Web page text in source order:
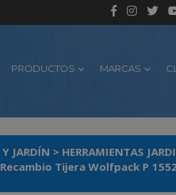
PRODUCTOS MARCAS
JARDÍN > HERRAMIENTAS
Tijera Wolfpack P